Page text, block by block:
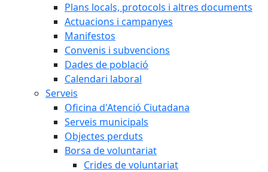
Plans locals, protocols i altres documents
Actuacions i campanyes
Manifestos
Convenis i subvencions
Dades de població
Calendari laboral
Serveis
Oficina d'Atenció Ciutadana
Serveis municipals
Objectes perduts
Borsa de voluntariat
Crides de voluntariat